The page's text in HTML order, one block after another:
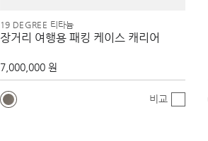
19 DEGREE 티타늄
장거리 여행용 패킹 케이스 캐리어
7,000,000 원
비교